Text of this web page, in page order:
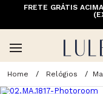
FRETE GRÁTIS
Relógios